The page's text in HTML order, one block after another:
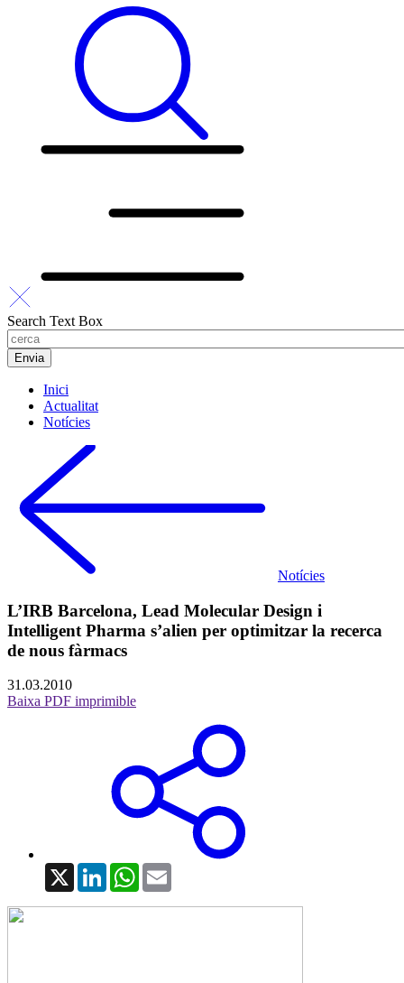
Search Text Box
Inici
Actualitat
Notícies
Notícies
L’IRB Barcelona, Lead Molecular Design i
Intelligent Pharma s’alien per optimitzar la recerca
de nous fàrmacs
31.03.2010
Baixa PDF imprimible
X LinkedInWhatsApp